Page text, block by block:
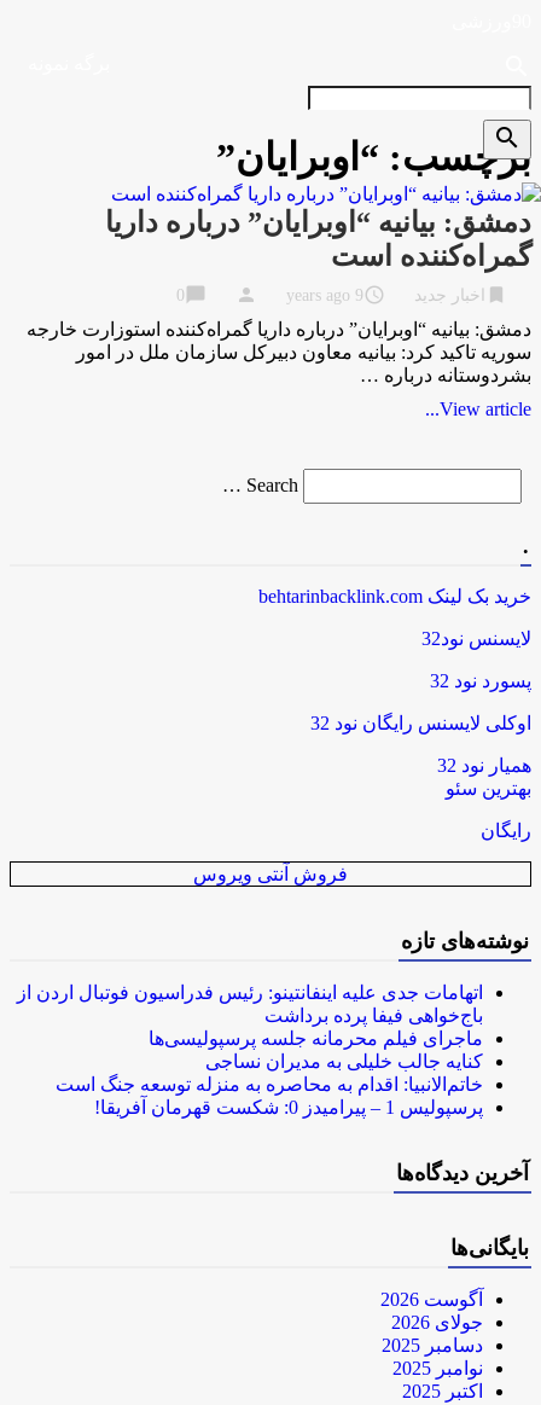
برچسب: “اوبرایان”
دمشق: بیانیه “اوبرایان” درباره داریا
گمراه‌کننده است
اخبار جدید access_time
9 years ago
person
chat_bubble
دمشق: بیانیه “اوبرایان” درباره داریا گمراه‌کننده استوزارت خارجه
سوریه تاکید کرد: بیانیه معاون دبیرکل سازمان ملل در امور
بشردوستانه درباره …
View article...
for
Search …
search
خرید بک لینک behtarinbacklink.com
لایسنس نود32
پسورد نود 32
اوکلی لایسنس رایگان نود 32
همیار نود 32
بهترین سئو
رایگان
فروش آنتی ویروس
نوشته‌های تازه
اتهامات جدی علیه اینفانتینو: رئیس فدراسیون فوتبال اردن از
باج‌خواهی فیفا پرده برداشت
ماجرای فیلم محرمانه جلسه پرسپولیسی‌ها
کنایه جالب خلیلی به مدیران نساجی
خاتم‌الانبیا: اقدام به محاصره به منزله توسعه جنگ است
پرسپولیس 1 – پیرامیدز 0: شکست قهرمان آفریقا!
آخرین دیدگاه‌ها
بایگانی‌ها
آگوست 2026
جولای 2026
دسامبر 2025
نوامبر 2025
اکتبر 2025